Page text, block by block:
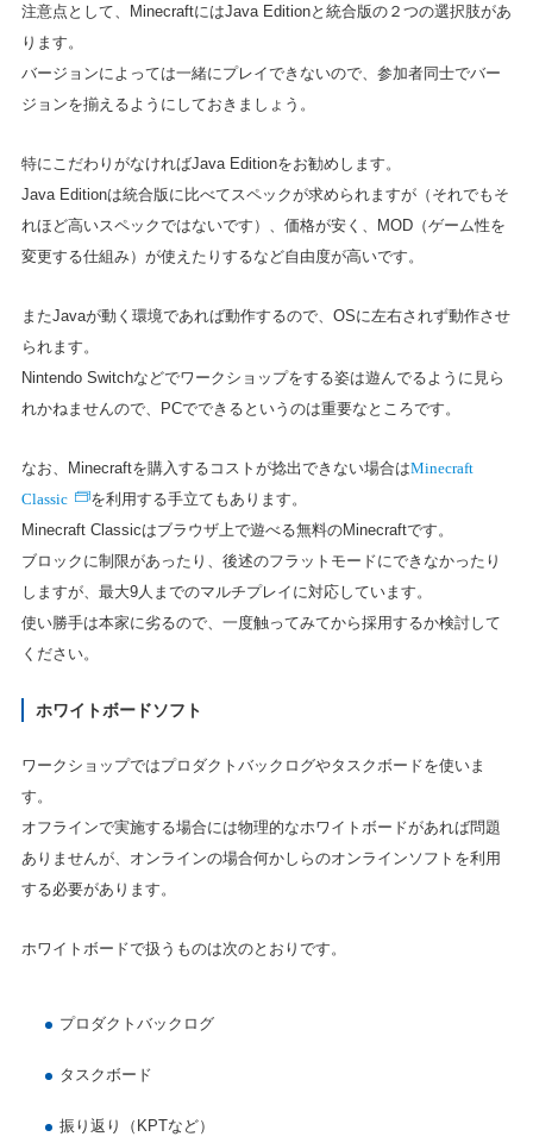
注意点として、MinecraftにはJava Editionと統合版の２つの選択肢があ
ります。
バージョンによっては一緒にプレイできないので、参加者同士でバー
ジョンを揃えるようにしておきましょう。
特にこだわりがなければJava Editionをお勧めします。
Java Editionは統合版に比べてスペックが求められますが（それでもそ
れほど高いスペックではないです）、価格が安く、MOD（ゲーム性を
変更する仕組み）が使えたりするなど自由度が高いです。
またJavaが動く環境であれば動作するので、OSに左右されず動作させ
られます。
Nintendo Switchなどでワークショップをする姿は遊んでるように見ら
れかねませんので、PCでできるというのは重要なところです。
なお、Minecraftを購入するコストが捻出できない場合はMinecraft
Classic
を利用する手立てもあります。
Minecraft Classicはブラウザ上で遊べる無料のMinecraftです。
ブロックに制限があったり、後述のフラットモードにできなかったり
しますが、最大9人までのマルチプレイに対応しています。
使い勝手は本家に劣るので、一度触ってみてから採用するか検討して
ください。
ホワイトボードソフト
ワークショップではプロダクトバックログやタスクボードを使いま
す。
オフラインで実施する場合には物理的なホワイトボードがあれば問題
ありませんが、オンラインの場合何かしらのオンラインソフトを利用
する必要があります。
ホワイトボードで扱うものは次のとおりです。
プロダクトバックログ
タスクボード
振り返り（KPTなど）